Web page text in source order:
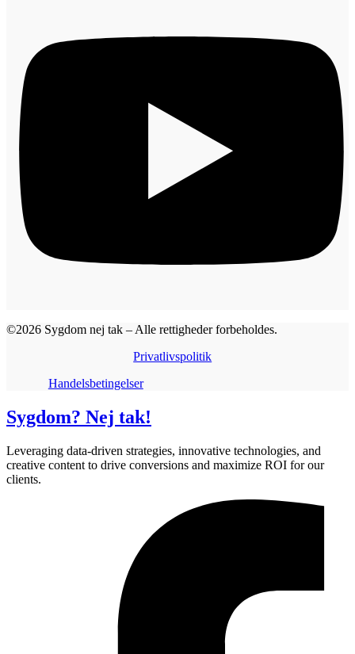
©2026 Sygdom nej tak – Alle rettigheder forbeholdes.
Privatlivspolitik
Handelsbetingelser
Sygdom? Nej tak!
Leveraging data-driven strategies, innovative technologies, and
creative content to drive conversions and maximize ROI for our
clients.